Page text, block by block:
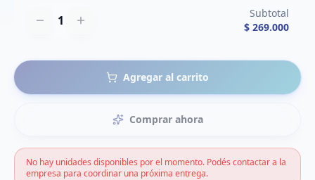
1
Subtotal
$ 269.000
Agregar al carrito
Comprar ahora
No hay unidades disponibles por el momento. Podés contactar a la
empresa para coordinar una próxima entrega.